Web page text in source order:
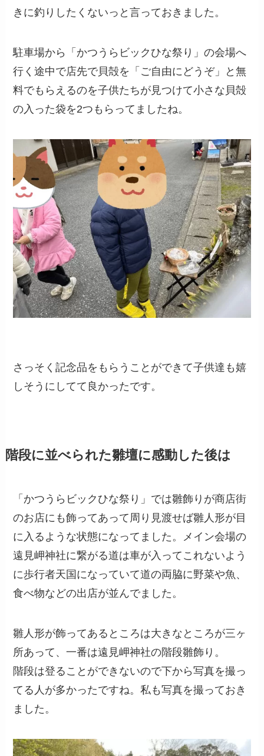
きに釣りしたくないっと言っておきました。
駐車場から「かつうらビックひな祭り」の会場へ
行く途中で店先で貝殻を「ご自由にどうぞ」と無
料でもらえるのを子供たちが見つけて小さな貝殻
の入った袋を2つもらってましたね。
さっそく記念品をもらうことができて子供達も嬉
しそうにしてて良かったです。
階段に並べられた雛壇に感動した後は
「かつうらビックひな祭り」では雛飾りが商店街
のお店にも飾ってあって周り見渡せば雛人形が目
に入るような状態になってました。メイン会場の
遠見岬神社に繋がる道は車が入ってこれないよう
に歩行者天国になっていて道の両脇に野菜や魚、
食べ物などの出店が並んでました。
雛人形が飾ってあるところは大きなところが三ヶ
所あって、一番は遠見岬神社の階段雛飾り。
階段は登ることができないので下から写真を撮っ
てる人が多かったですね。私も写真を撮っておき
ました。